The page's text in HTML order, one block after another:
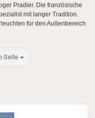
Pradier. Die französische
mit langer Tradition.
für den Außenbereich
Seite